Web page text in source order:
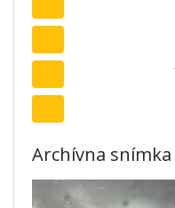
Archívna snímka